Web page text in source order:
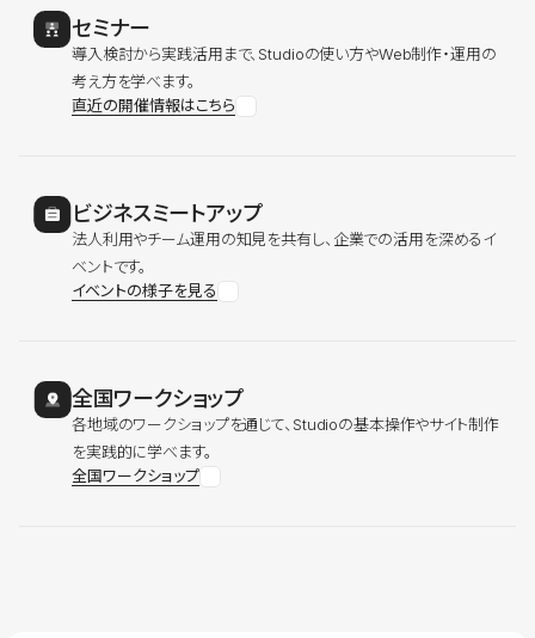
セミナー
導入検討から実践活用まで、Studioの使い方やWeb制作・運用の
考え方を学べます。
直近の開催情報はこちら
ビジネスミートアップ
法人利用やチーム運用の知見を共有し、企業での活用を深めるイ
ベントです。
イベントの様子を見る
全国ワークショップ
各地域のワークショップを通じて、Studioの基本操作やサイト制作
を実践的に学べます。
全国ワークショップ